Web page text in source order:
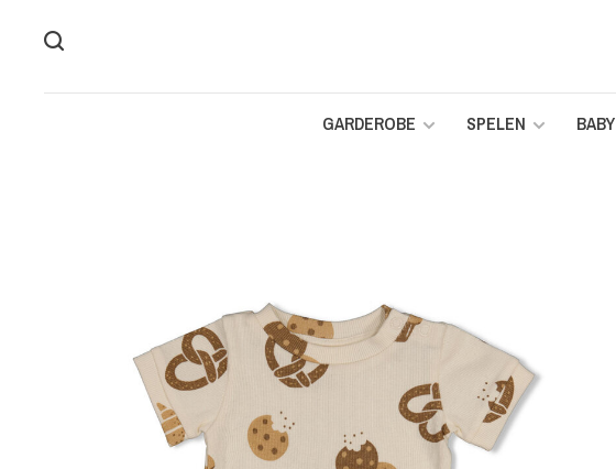
GARDEROBE SPELEN BABY